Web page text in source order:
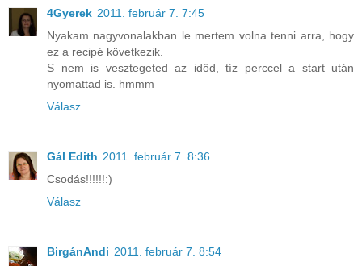
4Gyerek 2011. február 7. 7:45
Nyakam nagyvonalakban le mertem volna tenni arra, hogy
ez a recipé következik.
S nem is vesztegeted az időd, tíz perccel a start után
nyomattad is. hmmm
Válasz
Gál Edith 2011. február 7. 8:36
Csodás!!!!!!:)
Válasz
BirgánAndi 2011. február 7. 8:54